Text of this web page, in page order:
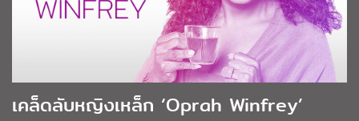
เคล็ดลับหญิงเหล็ก ‘Oprah Winfrey’